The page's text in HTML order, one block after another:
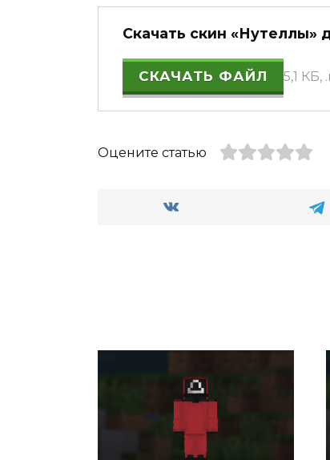
Скачать скин «Нутеллы»
СКАЧАТЬ ФАЙЛ 5,1 КБ,
Оцените статью